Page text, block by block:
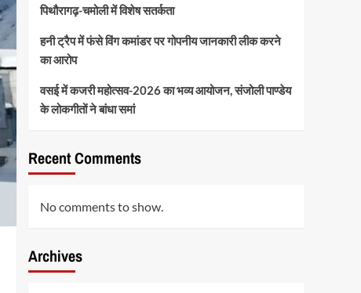
पिथौरागढ़-चमोली में विशेष सतर्कता
हनी ट्रैप में फंसे विंग कमांडर पर गोपनीय जानकारी लीक करने
का आरोप
वसई में कजरी महोत्सव-2026 का भव्य आयोजन, संजोली पाण्डेय
के लोकगीतों ने बांधा समां
Recent Comments
No comments to show.
Archives